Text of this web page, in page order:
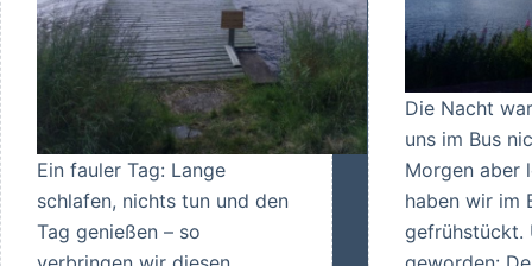
Ein fauler Tag: Lange
schlafen, nichts tun und den
Tag genießen – so
Die Nacht
uns im Bus
Morgen aber
haben wir im
gefrühstückt.